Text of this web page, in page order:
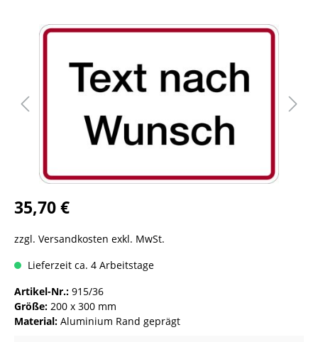
35,70 €
zzgl. Versandkosten exkl. MwSt.
Lieferzeit ca. 4 Arbeitstage
Artikel-Nr.: 915/36
Größe: 200 x 300 mm
Material: Aluminium Rand geprägt